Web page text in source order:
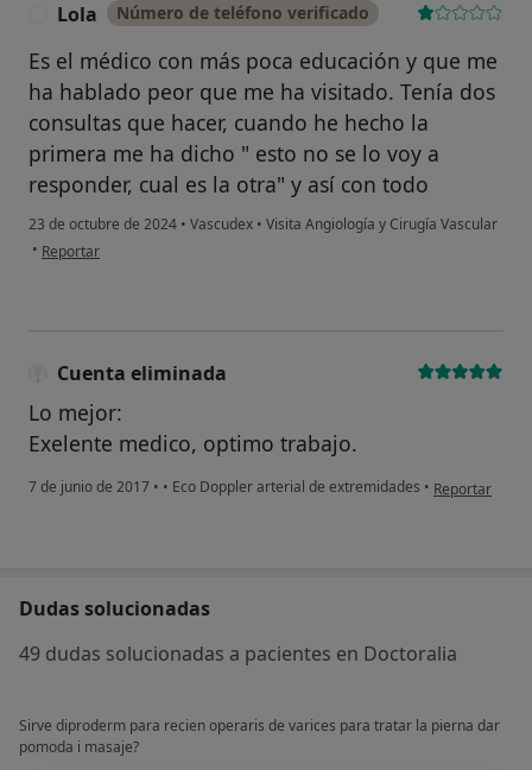
Lola Número de teléfono verificado
Es el médico con más poca educación y que me
ha hablado peor que me ha visitado. Tenía dos
consultas que hacer, cuando he hecho la
primera me ha dicho " esto no se lo voy a
responder, cual es la otra" y así con todo
23 de octubre de 2024 • Vascudex • Visita Angiología y Cirugía Vascular
• en opinión del usuario Lola
Reportar
Cuenta eliminada
Lo mejor:
Exelente medico, optimo trabajo.
7 de junio de 2017 • • Eco Doppler arterial de extremidades • en opinión del
Reportar
Dudas solucionadas
49 dudas solucionadas a pacientes en Doctoralia
Sirve diproderm para recien operaris de varices para tratar la pierna dar
pomoda i masaje?